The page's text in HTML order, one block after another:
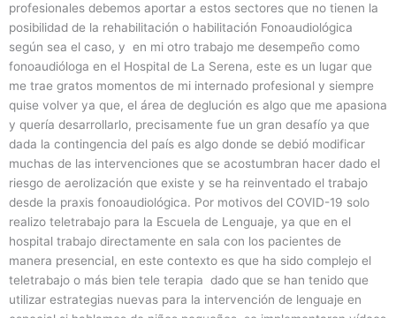
profesionales debemos aportar a estos sectores que no tienen la
posibilidad de la rehabilitación o habilitación Fonoaudiológica
según sea el caso, y en mi otro trabajo me desempeño como
fonoaudióloga en el Hospital de La Serena, este es un lugar que
me trae gratos momentos de mi internado profesional y siempre
quise volver ya que, el área de deglución es algo que me apasiona
y quería desarrollarlo, precisamente fue un gran desafío ya que
dada la contingencia del país es algo donde se debió modificar
muchas de las intervenciones que se acostumbran hacer dado el
riesgo de aerolización que existe y se ha reinventado el trabajo
desde la praxis fonoaudiológica. Por motivos del COVID-19 solo
realizo teletrabajo para la Escuela de Lenguaje, ya que en el
hospital trabajo directamente en sala con los pacientes de
manera presencial, en este contexto es que ha sido complejo el
teletrabajo o más bien tele terapia dado que se han tenido que
utilizar estrategias nuevas para la intervención de lenguaje en